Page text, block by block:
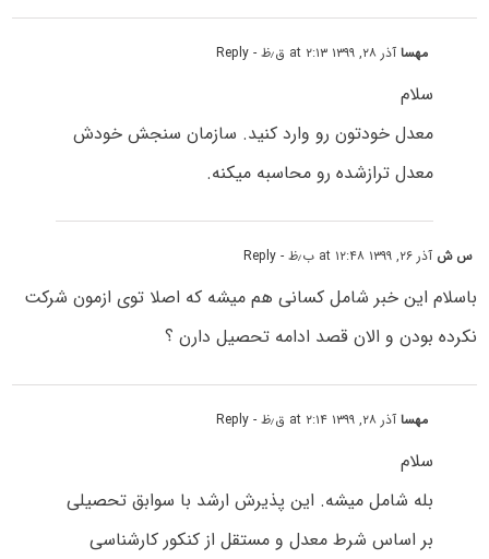
مهساآذر ۲۸, ۱۳۹۹ at ۲:۱۳ ق٫ظ - Reply
سلام
معدل خودتون رو وارد کنید. سازمان سنجش خودش
معدل ترازشده رو محاسبه میکنه.
س ش آذر ۲۶, ۱۳۹۹ at ۱۲:۴۸ ب٫ظ - Reply
باسلام این خبر شامل کسانی هم میشه که اصلا توی ازمون شرکت
نکرده بودن و الان قصد ادامه تحصیل دارن ؟
مهساآذر ۲۸, ۱۳۹۹ at ۲:۱۴ ق٫ظ - Reply
سلام
بله شامل میشه. این پذیرش ارشد با سوابق تحصیلی
بر اساس شرط معدل و مستقل از کنکور کارشناسی